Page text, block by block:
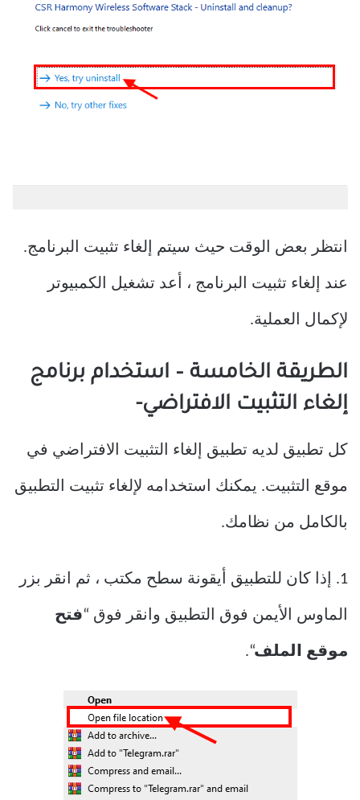
انتظر بعض الوقت حيث سيتم إلغاء تثبيت البرنامج.
عند إلغاء تثبيت البرنامج ، أعد تشغيل الكمبيوتر
لإكمال العملية.
الطريقة الخامسة – استخدام برنامج
إلغاء التثبيت الافتراضي-
كل تطبيق لديه تطبيق إلغاء التثبيت الافتراضي في
موقع التثبيت. يمكنك استخدامه لإلغاء تثبيت التطبيق
بالكامل من نظامك.
1. إذا كان للتطبيق أيقونة سطح مكتب ، ثم انقر بزر
الماوس الأيمن فوق التطبيق وانقر فوق “فتح
موقع الملف“.